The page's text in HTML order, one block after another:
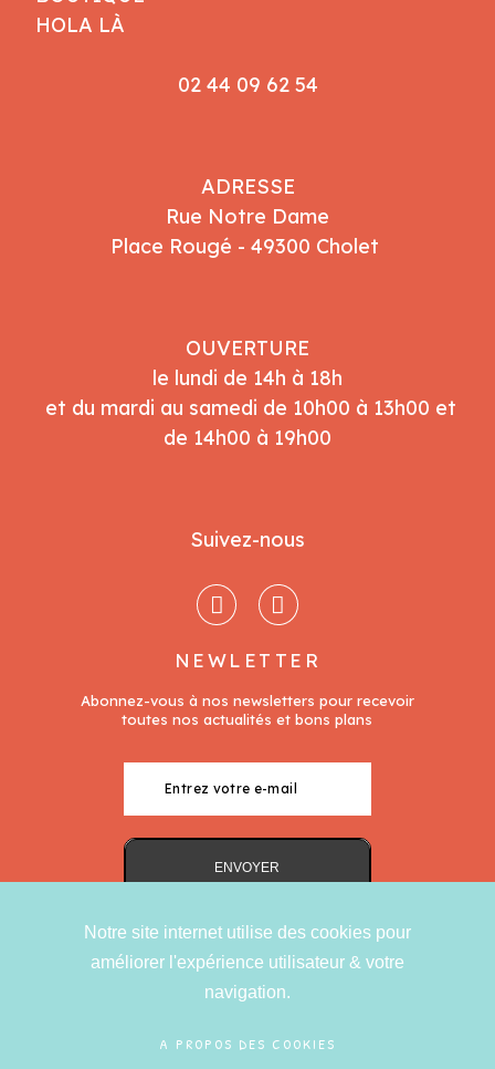
HOLA LÀ
02 44 09 62 54
ADRESSE
Rue Notre Dame
Place Rougé - 49300 Cholet
OUVERTURE
le lundi de 14h à 18h
et du mardi au samedi de 10h00 à 13h00 et
de 14h00 à 19h00
Suivez-nous
NEWLETTER
Notre site internet utilise des cookies pour
améliorer l'expérience utilisateur & votre
navigation.
A PROPOS DES COOKIES